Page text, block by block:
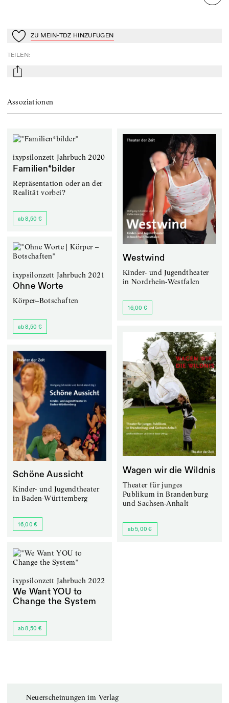
Zu Mein-TdZ hinzufügen
ZU MEIN-TDZ HINZUFÜGEN
TEILEN:
mail
Assoziationen
ixypsilonzett Jahrbuch 2020
Familien*bilder
Repräsentation oder an der
Realität vorbei?
ab 8,50 €
Westwind
Kinder- und Jugendtheater
in Nordrhein-Westfalen
16,00 €
ixypsilonzett Jahrbuch 2021
Ohne Worte
Körper–Botschaften
ab 8,50 €
Wagen wir die Wildnis
Theater für junges
Publikum in Brandenburg
und Sachsen-Anhalt
ab 5,00 €
Schöne Aussicht
Kinder- und Jugendtheater
in Baden-Württemberg
16,00 €
ixypsilonzett Jahrbuch 2022
We Want YOU to
Change the System
ab 8,50 €
Neuerscheinungen im Verlag